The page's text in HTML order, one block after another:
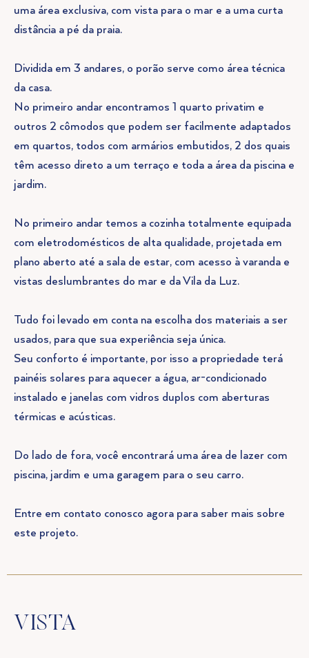
uma área exclusiva, com vista para o mar e a uma curta
distância a pé da praia.
Dividida em 3 andares, o porão serve como área técnica
da casa.
No primeiro andar encontramos 1 quarto privatim e
outros 2 cômodos que podem ser facilmente adaptados
em quartos, todos com armários embutidos, 2 dos quais
têm acesso direto a um terraço e toda a área da piscina e
jardim.
No primeiro andar temos a cozinha totalmente equipada
com eletrodomésticos de alta qualidade, projetada em
plano aberto até a sala de estar, com acesso à varanda e
vistas deslumbrantes do mar e da Vila da Luz.
Tudo foi levado em conta na escolha dos materiais a ser
usados, para que sua experiência seja única.
Seu conforto é importante, por isso a propriedade terá
painéis solares para aquecer a água, ar-condicionado
instalado e janelas com vidros duplos com aberturas
térmicas e acústicas.
Do lado de fora, você encontrará uma área de lazer com
piscina, jardim e uma garagem para o seu carro.
Entre em contato conosco agora para saber mais sobre
este projeto.
VISTA